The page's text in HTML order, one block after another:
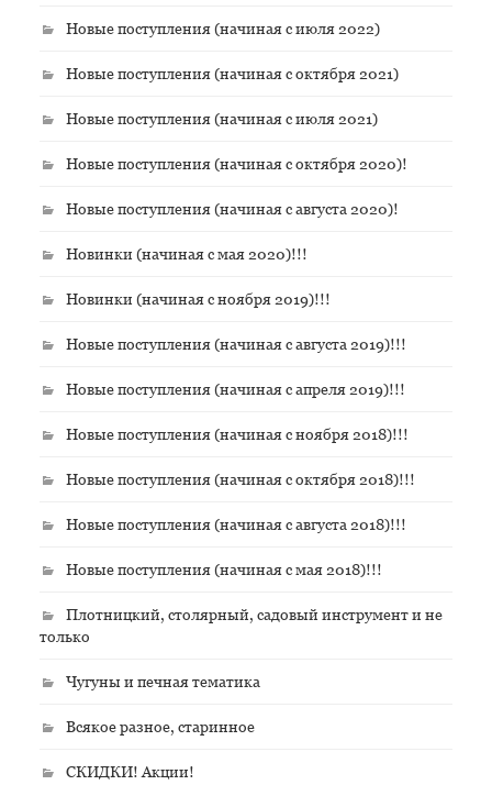
Новые поступления (начиная с июля 2022)
Новые поступления (начиная с октября 2021)
Новые поступления (начиная с июля 2021)
Новые поступления (начиная с октября 2020)!
Новые поступления (начиная с августа 2020)!
Новинки (начиная с мая 2020)!!!
Новинки (начиная с ноября 2019)!!!
Новые поступления (начиная с августа 2019)!!!
Новые поступления (начиная с апреля 2019)!!!
Новые поступления (начиная с ноября 2018)!!!
Новые поступления (начиная с октября 2018)!!!
Новые поступления (начиная с августа 2018)!!!
Новые поступления (начиная с мая 2018)!!!
Плотницкий, столярный, садовый инструмент и не
только
Чугуны и печная тематика
Всякое разное, старинное
СКИДКИ! Акции!